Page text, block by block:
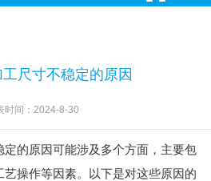
尺寸不稳定的原因
时间：2024-8-30
的原因可能涉及多个方面，主要包
操作等因素。以下是对这些原因的